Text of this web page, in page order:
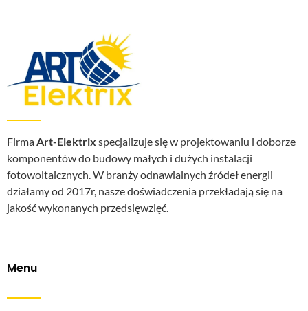
FirmaArt-Elektrix specjalizuje się w projektowaniu i doborze
komponentów do budowy małych i dużych instalacji
fotowoltaicznych. W branży odnawialnych źródeł energii
działamy od 2017r, nasze doświadczenia przekładają się na
jakość wykonanych przedsięwzięć.
Menu